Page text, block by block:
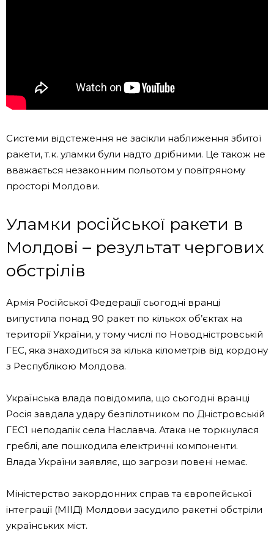
Системи відстеження не засікли наближення збитої
ракети, т.к. уламки були надто дрібними. Це також не
вважається незаконним польотом у повітряному
просторі Молдови.
Уламки російської ракети в
Молдові – результат чергових
обстрілів
Армія Російської Федерації сьогодні вранці
випустила понад 90 ракет по кількох об’єктах на
території України, у тому числі по Новодністровській
ГЕС, яка знаходиться за кілька кілометрів від кордону
з Республікою Молдова.
Українська влада повідомила, що сьогодні вранці
Росія завдала удару безпілотником по Дністровській
ГЕС1 неподалік села Наславча. Атака не торкнулася
греблі, але пошкодила електричні компоненти.
Влада України заявляє, що загрози повені немає.
Міністерство закордонних справ та європейської
інтеграції (МІІД) Молдови засудило ракетні обстріли
українських міст.